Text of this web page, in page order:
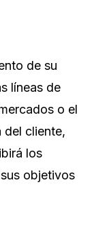
de su
líneas de
o el
del cliente,
los
objetivos